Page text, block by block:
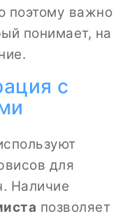
поэтому важно
понимает, на
с
для
Наличие
позволяет